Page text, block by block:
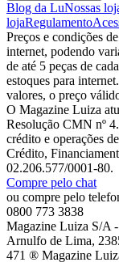
Blog da LuNossas
lojaRegulamento
Preços e condições
internet, podendo
de até 5 peças de
estoques para
valores, o preço
O Magazine Luiza
Resolução CMN nº
crédito e operações
Crédito,
02.206.577/0001-80.
Compre pelo chat
ou compre pelo
0800 773 3838
Magazine Luiza S/A
Arnulfo de Lima,
471 ® Magazine